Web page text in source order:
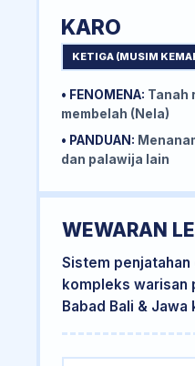
KARO
KETIGA (MUSIM
• FENOMENA: Tanah
membelah (Nela)
• PANDUAN:
dan palawija lain
WEWARAN
Sistem penjatahan
kompleks warisan
Babad Bali & Jawa